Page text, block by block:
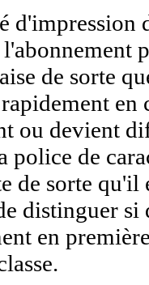
d'impression
de sorte
en
ou devient
police de
de sorte qu'il
distinguer si
en